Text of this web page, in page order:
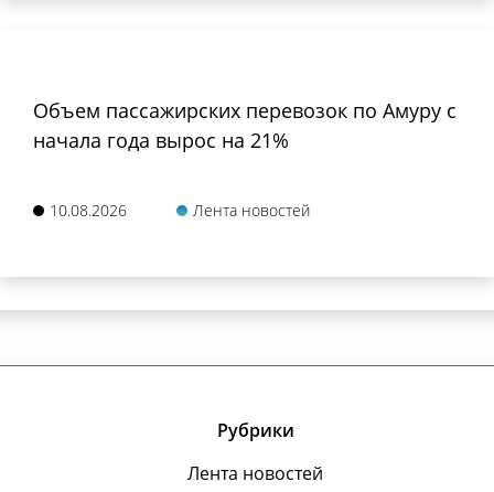
Объем пассажирских перевозок по Амуру с
начала года вырос на 21%
10.08.2026 Лента новостей
Рубрики
Лента новостей